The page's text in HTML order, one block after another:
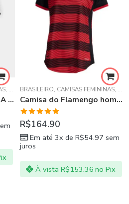
, VASCO DA GAMA
NOVA CAMISA VASCO DA GAMA 21/22 – BRANCA FEMININA
BRASILEIRO, CAMISAS FEMININAS,
Camisa do Flamengo home 2022 feminina
Avaliação
5.00de 5
R$164.90
Em até 3x de R$54.97 sem
juros
À vista R$153.36 no Pix